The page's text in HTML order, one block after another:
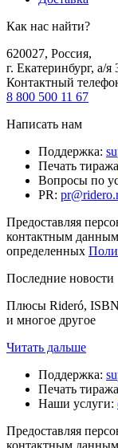
Как нас найти?
620027, Россия,
г. Екатеринбург, а/я
Контактный
8 800 500 11 67
Написать нам
Поддержка:
Печать тиража
Вопросы по
PR:
Предоставляя
контактным
определенных
Последние новости
Плюсы Rideró, ISBN
и многое другое
Читать дальше
Поддержка:
Печать тиража
Наши услуги:
Предоставляя
контактным